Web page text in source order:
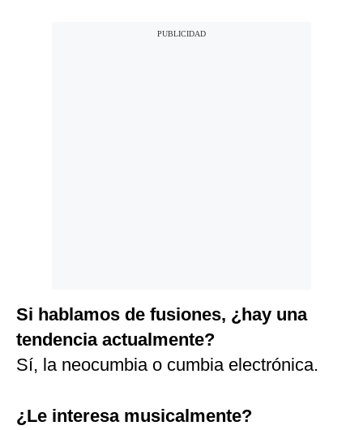
Si hablamos de fusiones, ¿hay una
tendencia actualmente?
Sí, la neocumbia o cumbia electrónica.
¿Le interesa musicalmente?